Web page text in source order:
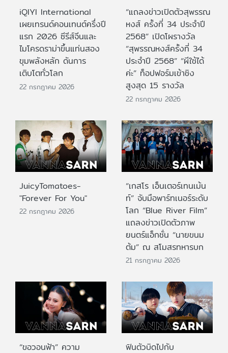
iQIYI International
เผยเทรนด์คอนเทนต์ครึ่งปี
แรก 2026 ซีรีส์จีนและ
ไมโครดราม่าขึ้นแท่นสอง
ขุมพลังหลัก ดันการ
เติบโตทั่วโลก
22 กรกฎาคม 2026
“แถลงข่าวเปิดตัวสุพรรณ
หงส์ ครั้งที่ 34 ประจำปี
2568” เปิดโผรางวัล
“สุพรรณหงส์ครั้งที่ 34
ประจำปี 2568” “ผีใช้ได้
ค่ะ” ท็อปฟอร์มเข้าชิง
สูงสุด 15 รางวัล
22 กรกฎาคม 2026
JuicyTomatoes-
"Forever For You"
22 กรกฎาคม 2026
“เกสโร เอ็นเตอร์เทนเม้น
ท์” จับมือพาร์ทเนอร์ระดับ
โลก “Blue River Film”
แถลงข่าวเปิดตัวภาพ
ยนตร์แอ็กชั่น “นายขนม
ต้ม” ณ สโมสรทหารบก
21 กรกฎาคม 2026
“ขอวอนฟ้า” ความ ฟินตัวบิดไปกับ